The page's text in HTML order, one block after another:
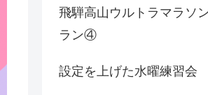
飛騨高山ウルトラマラソ
ラン④
設定を上げた水曜練習会